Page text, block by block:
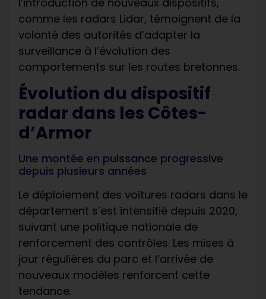
comme les radars Lidar, témoignent de la
volonté des autorités d’adapter la
surveillance à l’évolution des
comportements sur les routes bretonnes.
Évolution du dispositif
radar dans les Côtes-
d’Armor
Une montée en puissance progressive
depuis plusieurs années
Le déploiement des voitures radars dans le
département s’est intensifié depuis 2020,
suivant une politique nationale de
renforcement des contrôles. Les mises à
jour régulières du parc et l’arrivée de
nouveaux modèles renforcent cette
tendance.